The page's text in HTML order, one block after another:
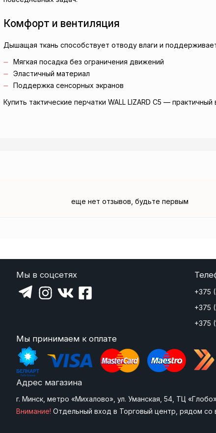
Комфорт и вентиляция
Дышащая ткань способствует отводу влаги и
Мягкая посадка без ограничения движений
Эластичный материал
Поддержка сенсорных экранов
Купить тактические перчатки WALL LIZARD C5 —
еще нет отзывов, будьте первым
Мы в соцсетях
+375
+375
+375
Мы принимаем к оплате
Адрес магазина
г. Минск, метро «Михалово», ул. Уманская, 54, ТЦ
Внимание! Отдельный вход в Торговый центр, рядом со